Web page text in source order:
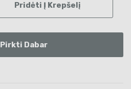
Pridėti Į Krepšelį
Pirkti Dabar